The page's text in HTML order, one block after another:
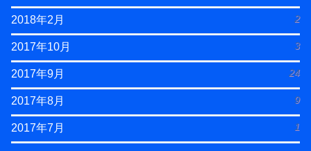
2018年2月 2
2017年10月 3
2017年9月 24
2017年8月 9
2017年7月 1